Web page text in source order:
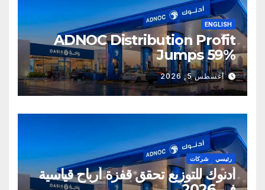
ENGLISH
ADNOC Distribution Profit
Jumps 59%
أغسطس 5, 2026
رئيسي شركات
أدنوك للتوزيع تحقق قفزة أرباح قياسية